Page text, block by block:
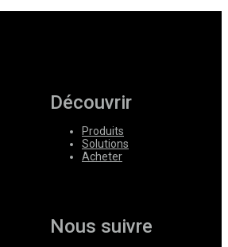
Découvrir
Produits
Solutions
Acheter
Nous suivre